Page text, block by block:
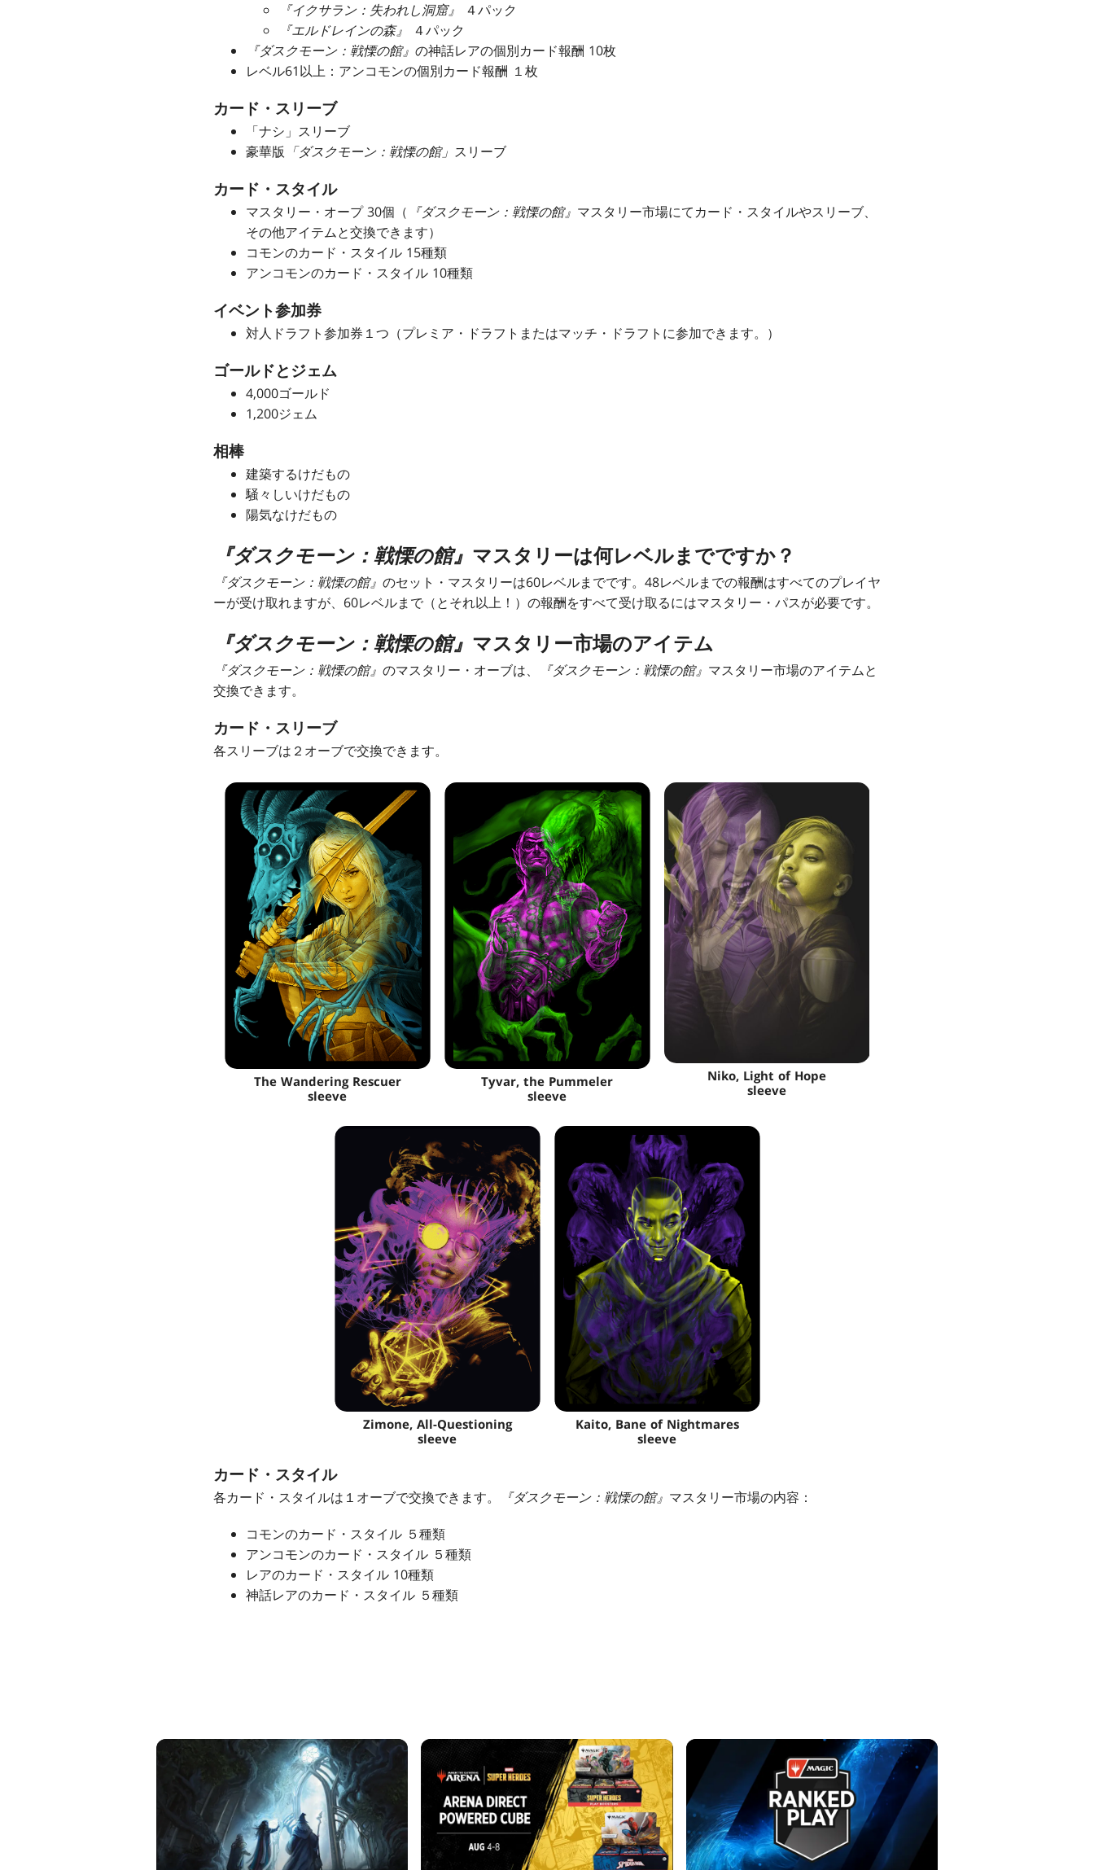
『イクサラン：失われし洞窟』
４パック
『エルドレインの森』
４パック
『ダスクモーン：戦慄の館』 の神話レアの個別カード報酬 10枚
レベル61以上：アンコモンの個別カード報酬 １枚
カード・スリーブ
「ナシ」スリーブ
豪華版 「ダスクモーン：戦慄の館」 スリーブ
カード・スタイル
マスタリー・オープ 30個（ 『ダスクモーン：戦慄の館』 マスタリー市場にてカード・スタイルやスリーブ、
その他アイテムと交換できます）
コモンのカード・スタイル 15種類
アンコモンのカード・スタイル 10種類
イベント参加券
対人ドラフト参加券１つ（プレミア・ドラフトまたはマッチ・ドラフトに参加できます。）
ゴールドとジェム
4,000ゴールド
1,200ジェム
相棒
建築するけだもの
騒々しいけだもの
陽気なけだもの
『ダスクモーン：戦慄の館』 マスタリーは何レベルまでですか？
『ダスクモーン：戦慄の館』 のセット・マスタリーは60レベルまでです。48レベルまでの報酬はすべてのプレイヤ
ーが受け取れますが、60レベルまで（とそれ以上！）の報酬をすべて受け取るにはマスタリー・パスが必要です。
『ダスクモーン：戦慄の館』 マスタリー市場のアイテム
『ダスクモーン：戦慄の館』 のマスタリー・オーブは、 『ダスクモーン：戦慄の館』 マスタリー市場のアイテムと
交換できます。
カード・スリーブ
各スリーブは２オーブで交換できます。
The Wandering Rescuer
sleeve
Tyvar, the Pummeler
sleeve
Niko, Light of Hope
sleeve
Zimone, All-Questioning
sleeve
Kaito, Bane of Nightmares
sleeve
カード・スタイル
各カード・スタイルは１オーブで交換できます。 『ダスクモーン：戦慄の館』 マスタリー市場の内容：
コモンのカード・スタイル ５種類
アンコモンのカード・スタイル ５種類
レアのカード・スタイル 10種類
神話レアのカード・スタイル ５種類